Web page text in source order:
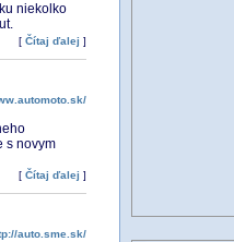
niekolko
[ Čítaj ďalej ]
s novym
[ Čítaj ďalej ]
auto.sme.sk/